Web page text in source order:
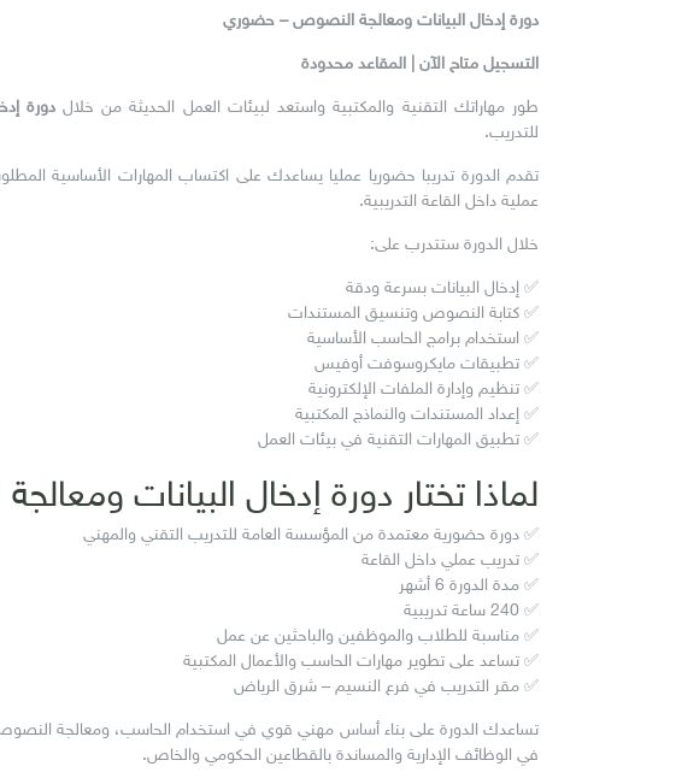
دورة إدخال البيانات ومعالجة النصوص – حضوري
التسجيل متاح الآن | المقاعد محدودة
طور مهاراتك التقنية والمكتبية واستعد لبيئات العمل الحديثة من خلالدورة
للتدريب.
تقدم الدورة تدريبا حضوريا عمليا يساعدك على اكتساب المهارات الأساسية
عملية داخل القاعة التدريبية.
خلال الدورة ستتدرب على:
✅ إدخال البيانات بسرعة ودقة
✅ كتابة النصوص وتنسيق المستندات
✅ استخدام برامج الحاسب الأساسية
✅ تطبيقات مايكروسوفت أوفيس
✅ تنظيم وإدارة الملفات الإلكترونية
✅ إعداد المستندات والنماذج المكتبية
✅ تطبيق المهارات التقنية في بيئات العمل
لماذا تختار دورة إدخال البيانات
✅ دورة حضورية معتمدة من المؤسسة العامة للتدريب التقني والمهني
✅ تدريب عملي داخل القاعة
✅ مدة الدورة 6 أشهر
✅ 240 ساعة تدريبية
✅ مناسبة للطلاب والموظفين والباحثين عن عمل
✅ تساعد على تطوير مهارات الحاسب والأعمال المكتبية
✅ مقر التدريب في فرع النسيم – شرق الرياض
تساعدك الدورة على بناء أساس مهني قوي في استخدام الحاسب، ومعالجة
في الوظائف الإدارية والمساندة بالقطاعين الحكومي والخاص.